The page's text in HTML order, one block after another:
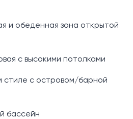
и обеденная зона открытой
с высокими потолками
стиле с островом/барной
бассейн